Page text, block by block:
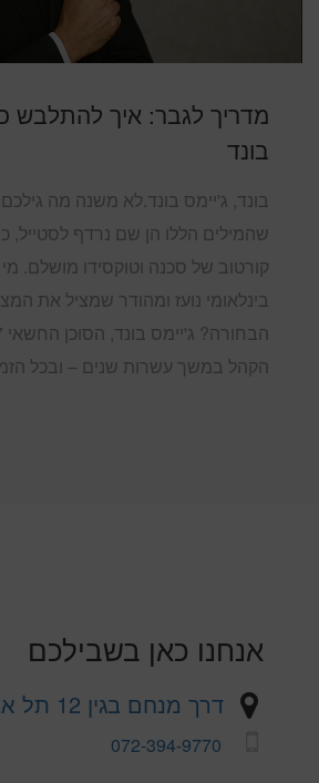
מדריך לגבר: איך להתלבש
בונד
בונד, ג'יימס בונד.לא משנה מה
שהמילים הללו הן שם נרדף לסטייל,
קורטוב של סכנה וטוקסידו מושלם.
בינלאומי נועז ומהודר שמציל את
הקהל במשך עשרות שנים – ובכל
אנחנו כאן בשבילכם
דרך מנחם בגין 12 תל אביב
072-394-9770